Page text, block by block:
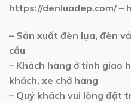
https://denluadep.com/ –
– Sản xuất đèn lụa, đèn
cầu
– Khách hàng ở tỉnh giao
khách, xe chở hàng
– Quý khách vui lòng đặt